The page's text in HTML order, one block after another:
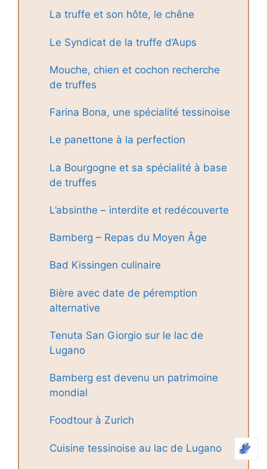
La truffe et son hôte, le chêne
Le Syndicat de la truffe d’Aups
Mouche, chien et cochon recherche
de truffes
Farina Bona, une spécialité tessinoise
Le panettone à la perfection
La Bourgogne et sa spécialité à base
de truffes
L’absinthe – interdite et redécouverte
Bamberg – Repas du Moyen Âge
Bad Kissingen culinaire
Bière avec date de péremption
alternative
Tenuta San Giorgio sur le lac de
Lugano
Bamberg est devenu un patrimoine
mondial
Foodtour à Zurich
Cuisine tessinoise au lac de Lugano